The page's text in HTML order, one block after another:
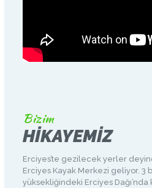
Bizim
HIKAYEMIZ
Erciyes’te gezilecek yerler
Erciyes Kayak Merkezi geliyor. 3
yüksekliğindeki Erciyes